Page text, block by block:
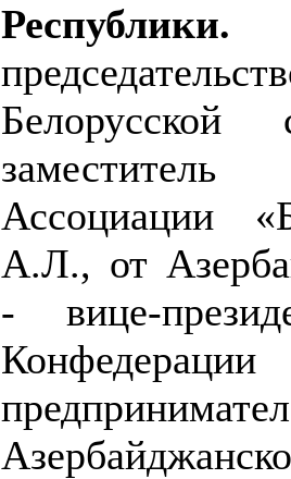
Ассоциации
А.Л., от
- вице-